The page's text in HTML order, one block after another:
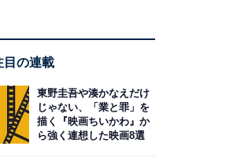
目の連載
東野圭吾や湊かなえだけ
じゃない、「業と罪」を
描く『映画ちいかわ』か
ら強く連想した映画8選